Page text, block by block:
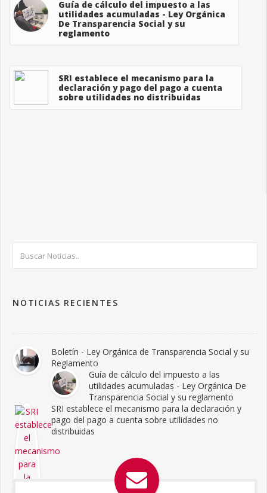
Guía de cálculo del impuesto a las
utilidades acumuladas - Ley Orgánica
De Transparencia Social y su
reglamento
SRI establece el mecanismo para la
declaración y pago del pago a cuenta
sobre utilidades no distribuidas
NOTICIAS RECIENTES
Boletín - Ley Orgánica de Transparencia Social y su
Reglamento
Guía de cálculo del impuesto a las
utilidades acumuladas - Ley Orgánica De
Transparencia Social y su reglamento
SRI establece el mecanismo para la declaración y
pago del pago a cuenta sobre utilidades no
distribuidas